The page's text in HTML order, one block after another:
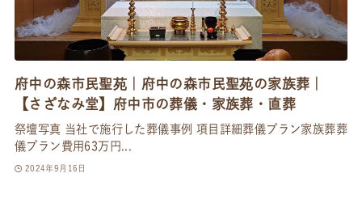
府中の森市民聖苑｜府中の森市民聖苑の家族葬｜
【さざなみ堂】府中市の葬儀・家族葬・直葬
祭壇写真 当社で施行した葬儀事例 項目詳細葬儀プラン家族葬葬
儀プラン費用63万円...
2024年9月16日